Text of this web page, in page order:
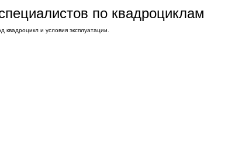
по квадроциклам
и условия эксплуатации.